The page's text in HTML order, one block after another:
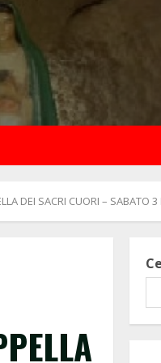
DEI SACRI CUORI – SABATO